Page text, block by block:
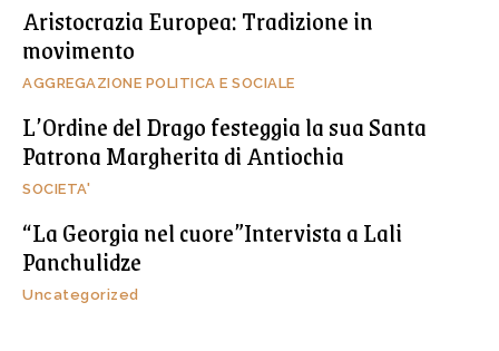
Aristocrazia Europea: Tradizione in
movimento
AGGREGAZIONE POLITICA E SOCIALE
L’Ordine del Drago festeggia la sua Santa
Patrona Margherita di Antiochia
SOCIETA'
“La Georgia nel cuore”Intervista a Lali
Panchulidze
Uncategorized